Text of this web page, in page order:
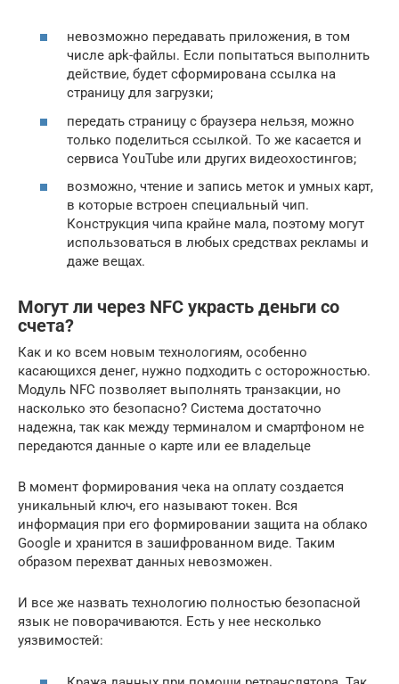
невозможно передавать приложения, в том
числе apk-файлы. Если попытаться выполнить
действие, будет сформирована ссылка на
страницу для загрузки;
передать страницу с браузера нельзя, можно
только поделиться ссылкой. То же касается и
сервиса YouTube или других видеохостингов;
возможно, чтение и запись меток и умных карт,
в которые встроен специальный чип.
Конструкция чипа крайне мала, поэтому могут
использоваться в любых средствах рекламы и
даже вещах.
Могут ли через NFC украсть деньги со
счета?
Как и ко всем новым технологиям, особенно
касающихся денег, нужно подходить с осторожностью.
Модуль NFC позволяет выполнять транзакции, но
насколько это безопасно? Система достаточно
надежна, так как между терминалом и смартфоном не
передаются данные о карте или ее владельце
В момент формирования чека на оплату создается
уникальный ключ, его называют токен. Вся
информация при его формировании защита на облако
Google и хранится в зашифрованном виде. Таким
образом перехват данных невозможен.
И все же назвать технологию полностью безопасной
язык не поворачиваются. Есть у нее несколько
уязвимостей: